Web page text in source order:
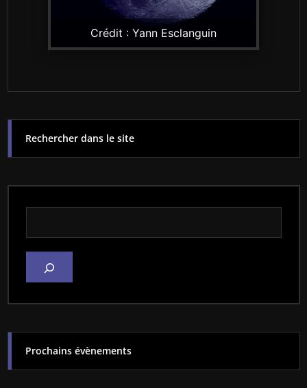
Crédit : Yann Esclanguin
Rechercher dans le site
Rechercher dans le site
Prochains évènements